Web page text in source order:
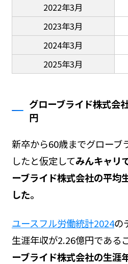
2022年3月
2023年3月
2024年3月
2025年3月
グローブライド株式会
円
新卒から60歳までグローブ
したと仮定してみんキャリ
ーブライド株式会社の平均
した。
ユースフル労働統計2024の
生涯年収が2.26億円である
ーブライド株式会社の生涯